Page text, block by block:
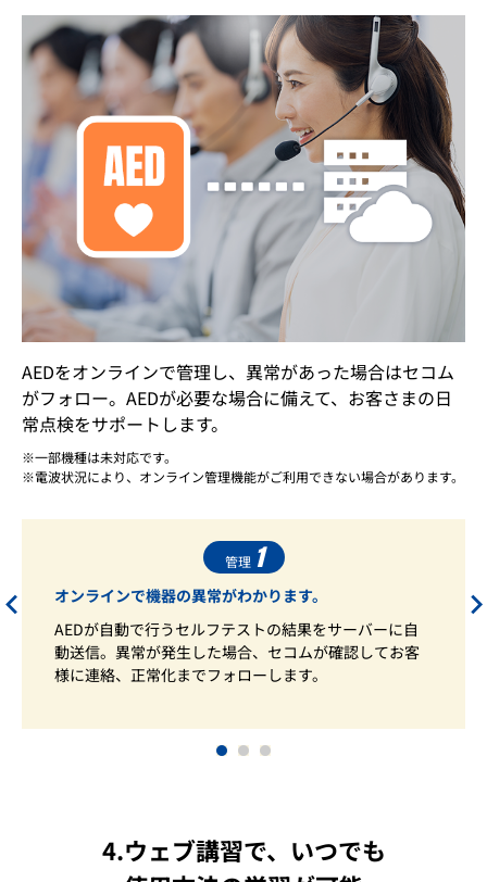
AEDをオンラインで管理し、異常があった場合はセコム
がフォロー。AEDが必要な場合に備えて、お客さまの日
常点検をサポートします。
一部機種は未対応です。
電波状況により、オンライン管理機能がご利用できない場合があります。
管理 1
オンラインで機器の異常がわかります。
AEDが自動で行うセルフテストの結果をサーバーに自
動送信。異常が発生した場合、セコムが確認してお客
様に連絡、正常化までフォローします。
1 2 3
4.ウェブ講習で、いつでも